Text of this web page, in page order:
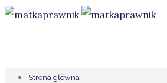
Strona główna